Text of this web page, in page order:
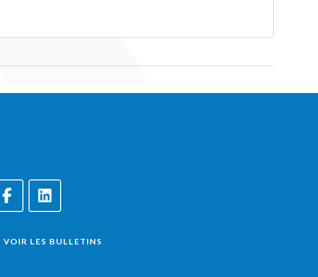
VOIR LES BULLETINS